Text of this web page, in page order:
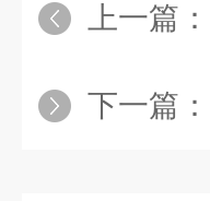
上一篇：
下一篇：